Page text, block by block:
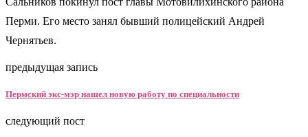
Перми. Его место занял бывший полицейский Андрей
Чернятьев.
предыдущая запись
Пермский экс-мэр нашел новую работу по специальности
следующий пост